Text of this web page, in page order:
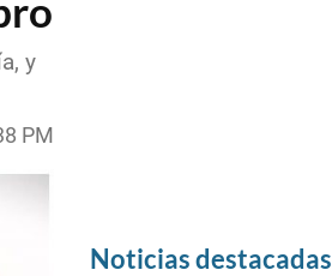
y
PM
Noticias destacadas